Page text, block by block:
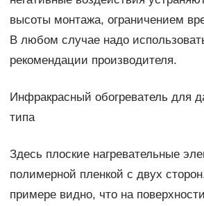
высоты монтажа, ограничением
В любом случае надо
рекомендации производителя.
Инфракрасный обогреватель для
типа
Здесь плоские нагревательные
полимерной пленкой с двух
примере видно, что на